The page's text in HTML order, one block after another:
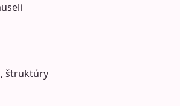
štruktúry